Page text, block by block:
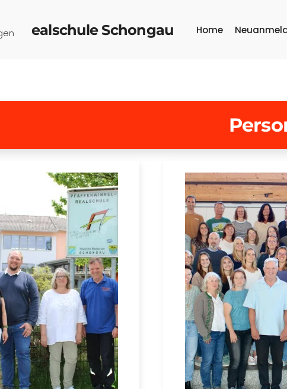
Realschule Schongau Home